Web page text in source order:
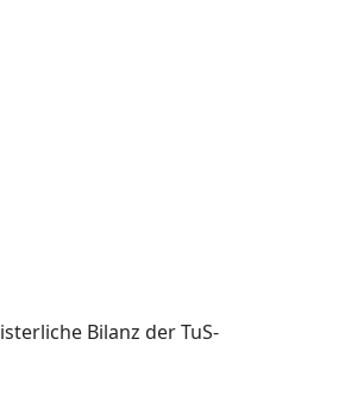
Bilanz der TuS-